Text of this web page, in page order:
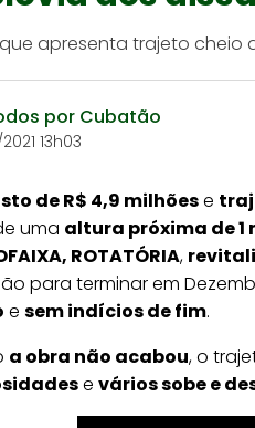
apresenta trajeto cheio
por Cubatão
13h03
de R$ 4,9 milhõese
uma altura próxima de 1
ROTATÓRIA,
para terminar em
e sem indícios de fim.
a obra não acabou, o
e vários sobe e